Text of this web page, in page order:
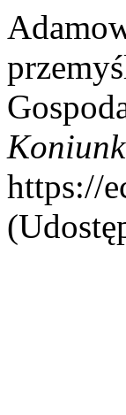
https://